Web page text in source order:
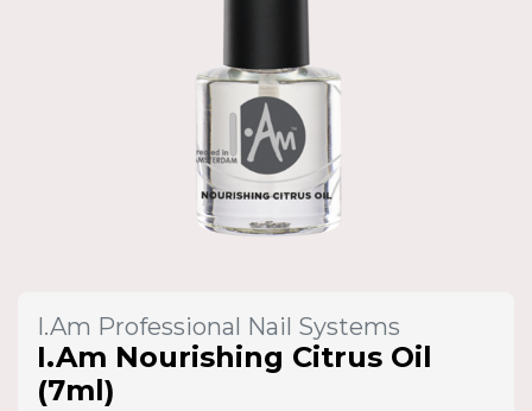
I.Am Professional Nail Systems
I.Am Nourishing Citrus Oil
(7ml)